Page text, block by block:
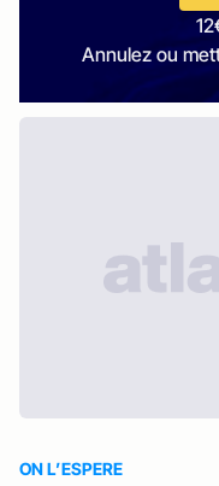
Annulez ou
ON L’ESPERE